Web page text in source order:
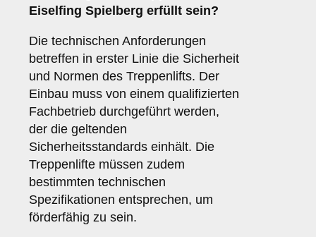
Eiselfing Spielberg erfüllt sein?
Die technischen Anforderungen
betreffen in erster Linie die Sicherheit
und Normen des Treppenlifts. Der
Einbau muss von einem qualifizierten
Fachbetrieb durchgeführt werden,
der die geltenden
Sicherheitsstandards einhält. Die
Treppenlifte müssen zudem
bestimmten technischen
Spezifikationen entsprechen, um
förderfähig zu sein.